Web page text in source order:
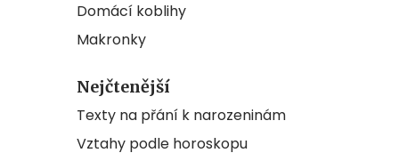
Domácí koblihy
Makronky
Nejčtenější
Texty na přání k narozeninám
Vztahy podle horoskopu